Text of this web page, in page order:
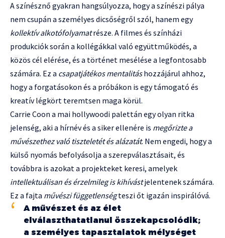
A színésznő gyakran hangsúlyozza, hogy a színészi pálya
nem csupán a személyes dicsőségről szól, hanem egy
kollektív alkotófolyamatrésze. A filmes és színházi
produkciók során a kollégákkal való együttműködés, a
közös cél elérése, és a történet mesélése a legfontosabb
számára. Ez a csapatjátékos mentalitáshozzájárul ahhoz,
hogy a forgatásokon és a próbákon is egy támogató és
kreatív légkört teremtsen maga körül.
Carrie Coon a mai hollywoodi palettán egy olyan ritka
jelenség, aki a hírnév és a siker ellenére is megőrizte a
művészethez való tiszteletét és alázatát. Nem engedi, hogy a
külső nyomás befolyásolja a szerepválasztásait, és
továbbra is azokat a projekteket keresi, amelyek
intellektuálisan és érzelmileg is kihívástjelentenek számára.
Ez a fajta művészi függetlenségteszi őt igazán inspirálóvá.
A művészet és az élet
elválaszthatatlanul összekapcsolódik;
a személyes tapasztalatok mélységet